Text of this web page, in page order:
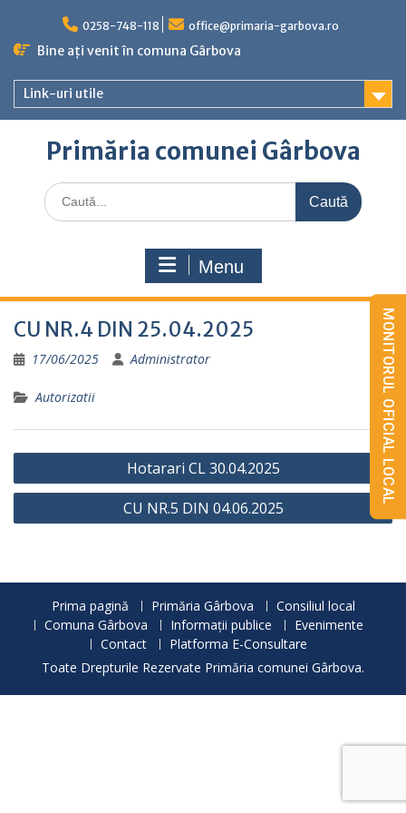
content
0258-748-118 office@primaria-garbova.ro
Bine ați venit în comuna Gârbova
Link-uri utile
Primăria comunei Gârbova
Caută
for:
Menu
CU NR.4 DIN 25.04.2025
17/06/2025 Administrator
Autorizatii
Navigare
în
Hotarari CL 30.04.2025
CU NR.5 DIN 04.06.2025
Prima pagină Primăria Gârbova
Consiliul local
Comuna Gârbova
Informații publice
Evenimente
Contact
Platforma E-Consultare
Toate Drepturile Rezervate Primăria comunei Gârbova.
MONITORUL OFICIAL LOCAL